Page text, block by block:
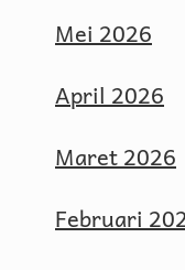
Mei 2026
April 2026
Maret 2026
Februari